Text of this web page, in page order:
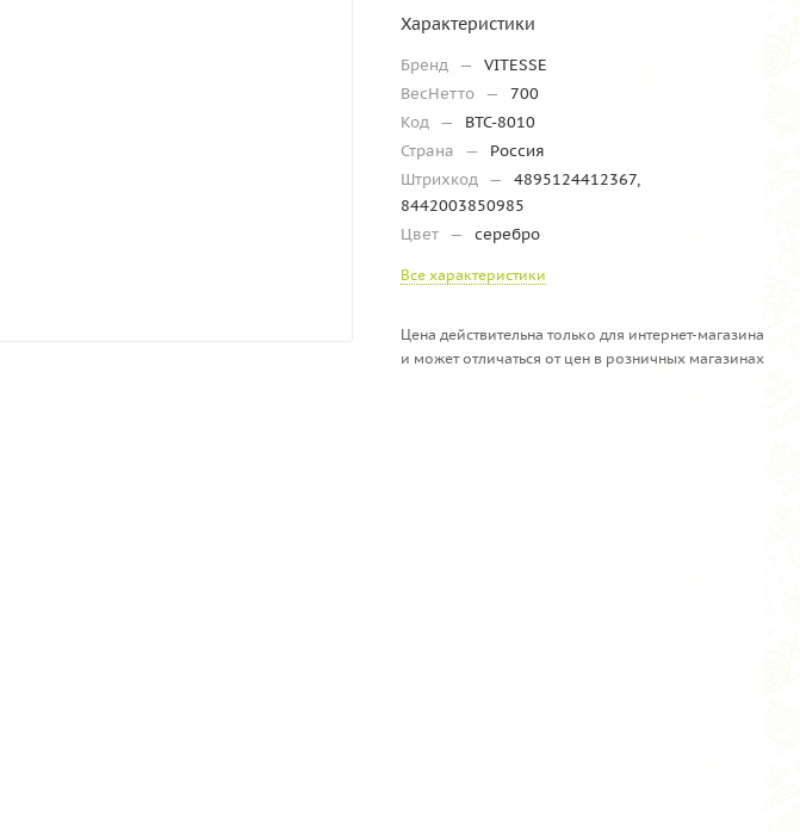
Характеристики
Бренд —
VITESSE
ВесНетто —
700
Код —
ВТС-8010
Страна
—
Россия
Штрихкод —
4895124412367,
8442003850985
Цвет — серебро
Все характеристики
Цена действительна только для интернет-магазина
и может отличаться от цен в розничных магазинах